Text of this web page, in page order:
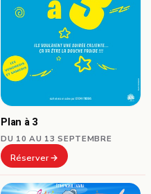
Plan à 3
DU 10 AU 13 SEPTEMBRE
Réserver